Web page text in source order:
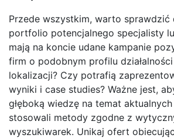
Przede wszystkim, warto sprawdzić
portfolio potencjalnego specjalisty
mają na koncie udane kampanie
firm o podobnym profilu
lokalizacji? Czy potrafią
wyniki i case studies? Ważne jest,
głęboką wiedzę na temat
stosowali metody zgodne z
wyszukiwarek. Unikaj ofert